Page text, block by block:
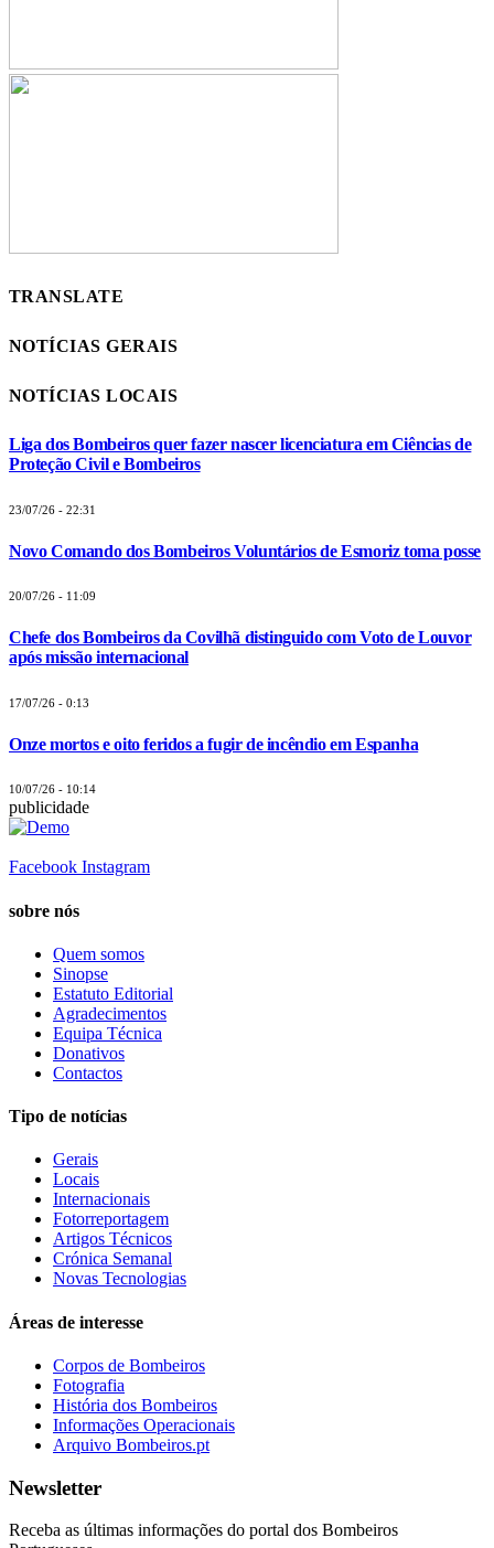
TRANSLATE
NOTÍCIAS GERAIS
NOTÍCIAS LOCAIS
Liga dos Bombeiros quer fazer nascer licenciatura em Ciências de
Proteção Civil e Bombeiros
23/07/26 - 22:31
Novo Comando dos Bombeiros Voluntários de Esmoriz toma posse
20/07/26 - 11:09
Chefe dos Bombeiros da Covilhã distinguido com Voto de Louvor
após missão internacional
17/07/26 - 0:13
Onze mortos e oito feridos a fugir de incêndio em Espanha
10/07/26 - 10:14
publicidade
Facebook Instagram
sobre nós
Quem somos
Sinopse
Estatuto Editorial
Agradecimentos
Equipa Técnica
Donativos
Contactos
Tipo de notícias
Gerais
Locais
Internacionais
Fotorreportagem
Artigos Técnicos
Crónica Semanal
Novas Tecnologias
Áreas de interesse
Corpos de Bombeiros
Fotografia
História dos Bombeiros
Informações Operacionais
Arquivo Bombeiros.pt
Newsletter
Receba as últimas informações do portal dos Bombeiros